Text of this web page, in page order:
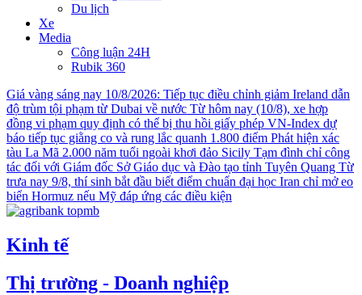
Du lịch
Xe
Media
Công luận 24H
Rubik 360
Giá vàng sáng nay 10/8/2026: Tiếp tục điều chỉnh giảm Ireland dẫn
độ trùm tội phạm từ Dubai về nước Từ hôm nay (10/8), xe hợp
đồng vi phạm quy định có thể bị thu hồi giấy phép VN-Index dự
báo tiếp tục giằng co và rung lắc quanh 1.800 điểm Phát hiện xác
tàu La Mã 2.000 năm tuổi ngoài khơi đảo Sicily Tạm đình chỉ công
tác đối với Giám đốc Sở Giáo dục và Đào tạo tỉnh Tuyên Quang Từ
trưa nay 9/8, thí sinh bắt đầu biết điểm chuẩn đại học Iran chỉ mở eo
biển Hormuz nếu Mỹ đáp ứng các điều kiện
Kinh tế
Thị trường - Doanh nghiệp